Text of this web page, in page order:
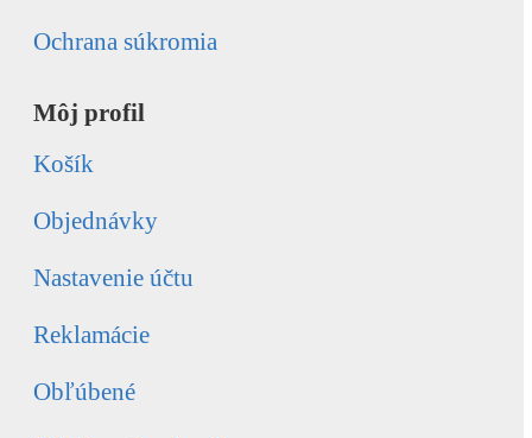
Ochrana súkromia
Môj profil
Košík
Objednávky
Nastavenie účtu
Reklamácie
Obľúbené